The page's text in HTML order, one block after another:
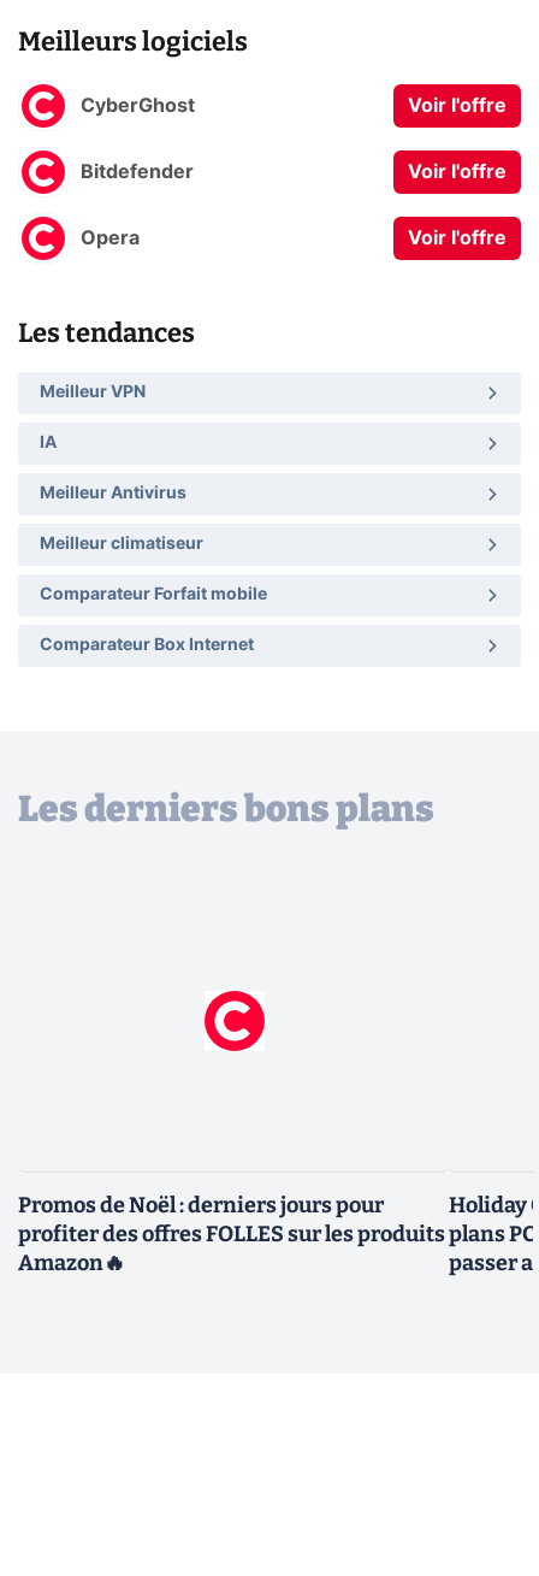
Meilleurs logiciels
CyberGhost Voir l'offre
Bitdefender Voir l'offre
Opera Voir l'offre
Les tendances
Meilleur VPN
IA
Meilleur Antivirus
Meilleur climatiseur
Comparateur Forfait mobile
Comparateur Box Internet
Les derniers bons plans
Promos de Noël : derniers jours pour
profiter des offres FOLLES sur les produits
Amazon🔥
Holiday
plans
passer